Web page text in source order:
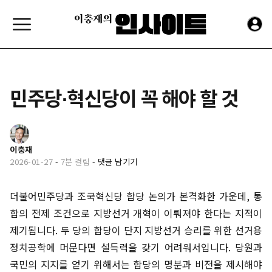
민주당∙혁신당이 꼭 해야 할 것
이충재
2026-01-27 - 7분 걸림 - 댓글 남기기
더불어민주당과 조국혁신당 합당 논의가 본격화한 가운데, 통
합의 전제 조건으로 지방선거 개혁이 이뤄져야 한다는 지적이
제기됩니다. 두 당의 합당이 단지 지방선거 승리를 위한 선거용
정치공학에 머문다면 설득력을 갖기 어려워서입니다. 당원과
국민의 지지를 얻기 위해서는 합당의 명분과 비전을 제시해야